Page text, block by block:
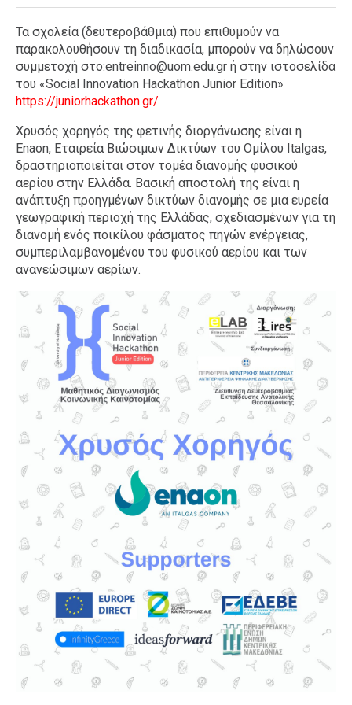
Τα σχολεία (δευτεροβάθμια) που επιθυμούν να
παρακολουθήσουν τη διαδικασία, μπορούν να δηλώσουν
συμμετοχή στο:entreinno@uom.edu.gr ή στην ιστοσελίδα
του «Social Innovation Hackathon Junior Edition»
https://juniorhackathon.gr/
Χρυσός χορηγός της φετινής διοργάνωσης είναι η
Enaon, Εταιρεία Βιώσιμων Δικτύων του Ομίλου Italgas,
δραστηριοποιείται στον τομέα διανομής φυσικού
αερίου στην Ελλάδα. Βασική αποστολή της είναι η
ανάπτυξη προηγμένων δικτύων διανομής σε μια ευρεία
γεωγραφική περιοχή της Ελλάδας, σχεδιασμένων για τη
διανομή ενός ποικίλου φάσματος πηγών ενέργειας,
συμπεριλαμβανομένου του φυσικού αερίου και των
ανανεώσιμων αερίων.